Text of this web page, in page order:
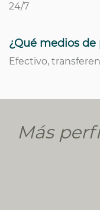
24/7
¿Qué medios
Efectivo,
Más